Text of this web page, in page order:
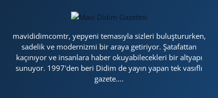
mavididimcomtr, yepyeni temasıyla sizleri buluştururken,
sadelik ve modernizmi bir araya getiriyor. Şatafattan
kaçınıyor ve insanlara haber okuyabilecekleri bir altyapı
sunuyor. 1997'den beri Didim de yayın yapan tek vasıflı
gazete....